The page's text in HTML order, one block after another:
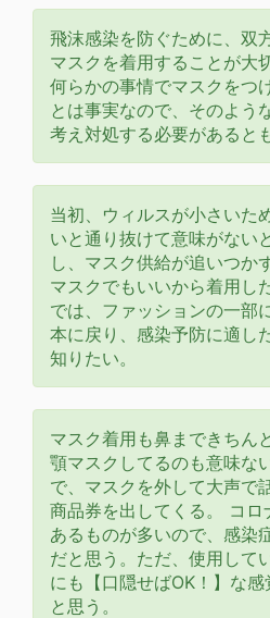
飛沫感染を防ぐために、双
マスクを着用することが大
何らかの事情でマスクをつ
とは事実なので、そのよう
考え対処する必要があると
当初、ウィルスが小さいた
いと通り抜けて意味がない
し、マスク供給が追いつか
マスクでもいいから着用し
では、ファッションの一部
本に戻り、感染予防に適し
知りたい。
マスク着用も鼻まできちん
顎マスクしてるのも意味な
で、マスクを外して大声で
商品券を出してくる。 コロ
あるものが多いので、感染
だと思う。ただ、使用して
にも【口隠せばOK！】な
と思う。